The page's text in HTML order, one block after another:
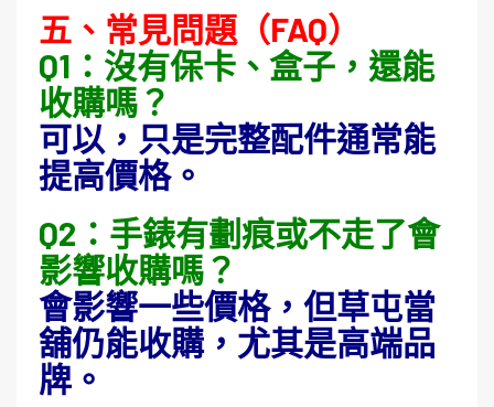
五、常見問題（FAQ）
Q1：沒有保卡、盒子，還能
收購嗎？
可以，只是完整配件通常能
提高價格。
Q2：手錶有劃痕或不走了會
影響收購嗎？
會影響一些價格，但草屯當
舖仍能收購，尤其是高端品
牌。